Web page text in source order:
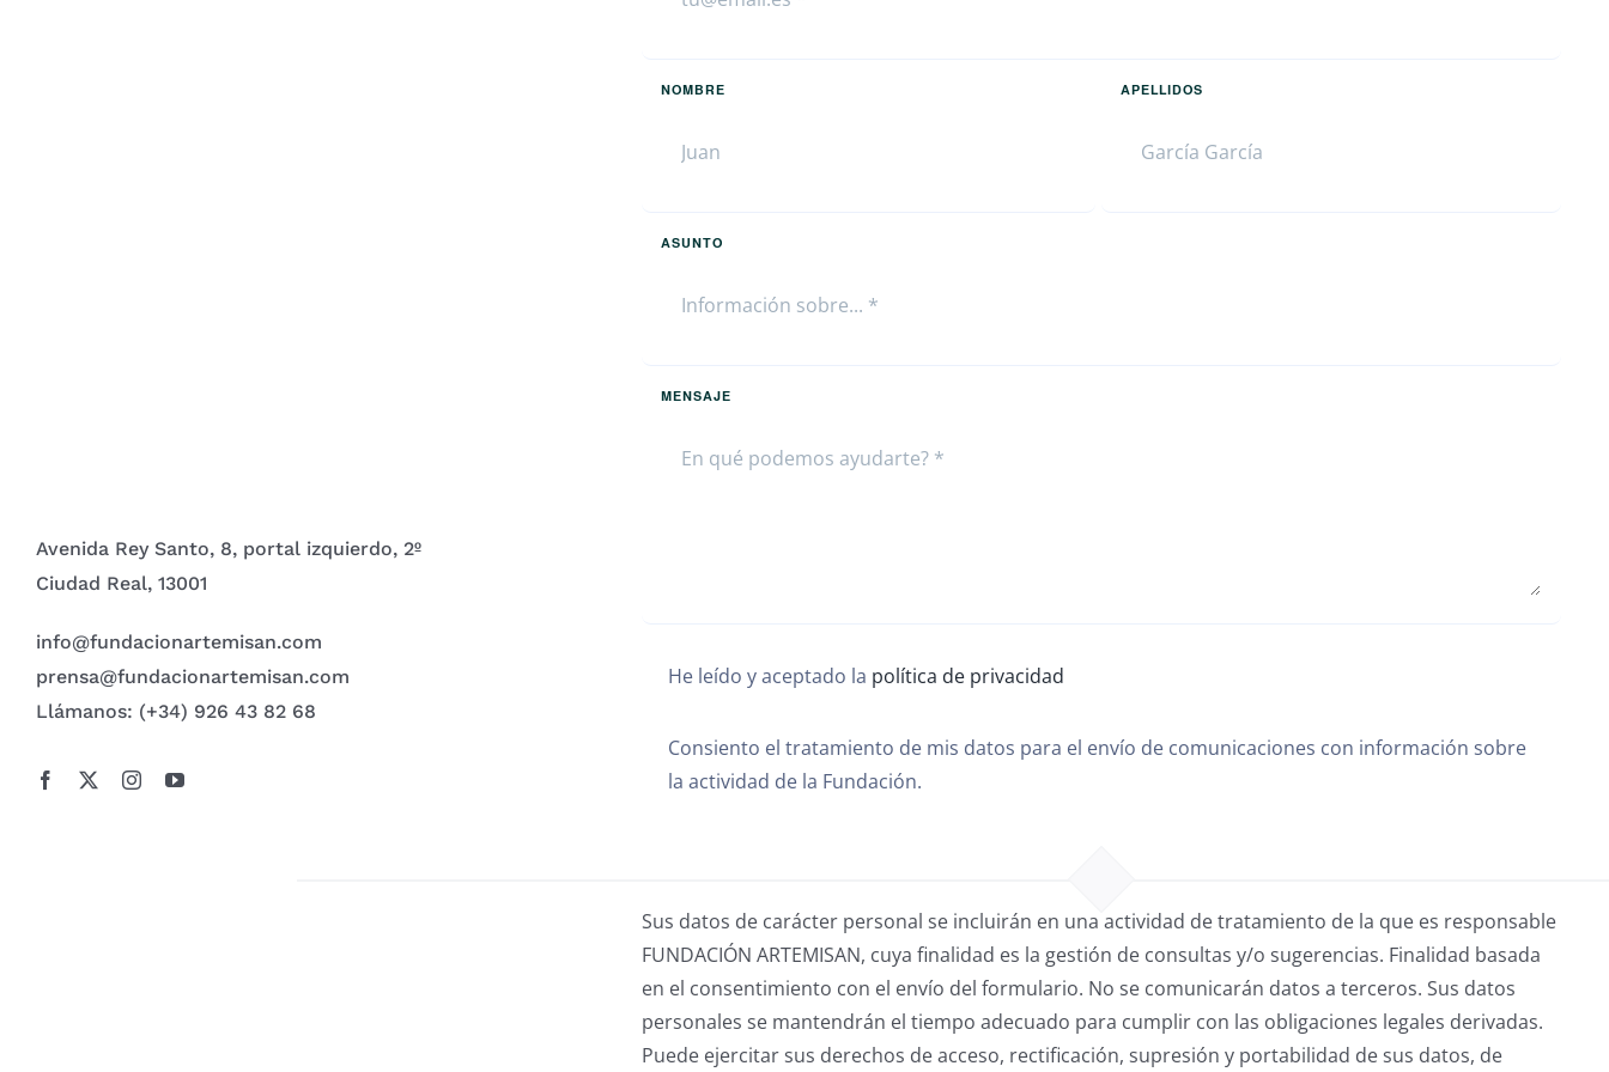
Avenida Rey Santo, 8, portal izquierdo, 2º
Ciudad Real, 13001
info@fundacionartemisan.com
prensa@fundacionartemisan.com
Llámanos: (+34) 926 43 82 68
NOMBRE APELLIDOS
ASUNTO
MENSAJE
He leído y aceptado la política de privacidad
Consiento el tratamiento de mis datos para el envío de comunicaciones con información sobre
la actividad de la Fundación.
Sus datos de carácter personal se incluirán en una actividad de tratamiento de la que es responsable
FUNDACIÓN ARTEMISAN, cuya finalidad es la gestión de consultas y/o sugerencias. Finalidad basada
en el consentimiento con el envío del formulario. No se comunicarán datos a terceros. Sus datos
personales se mantendrán el tiempo adecuado para cumplir con las obligaciones legales derivadas.
Puede ejercitar sus derechos de acceso, rectificación, supresión y portabilidad de sus datos, de